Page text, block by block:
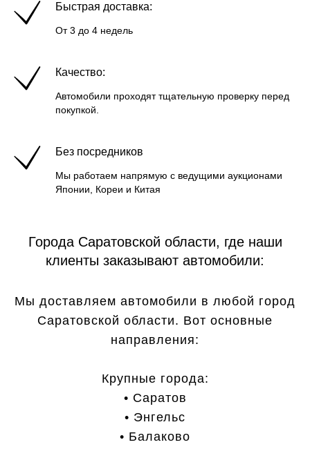
Быстрая доставка:
От 3 до 4 недель
Качество:
Автомобили проходят тщательную проверку перед
покупкой.
Без посредников
Мы работаем напрямую с ведущими аукционами
Японии, Кореи и Китая
Города Саратовской области, где наши
клиенты заказывают автомобили:
Мы доставляем автомобили в любой город
Саратовской области. Вот основные
направления:
Крупные города:
• Саратов
• Энгельс
• Балаково